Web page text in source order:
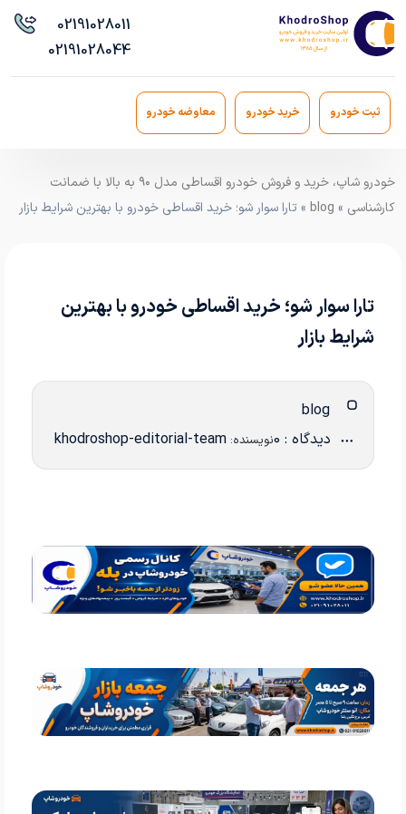
02191028011
02191028044
ثبت خودرو خرید خودرو معاوضه خودرو
خودرو شاپ، خرید و فروش خودرو اقساطی مدل ۹۰ به بالا با ضمانت
کارشناسی »
blog » تارا سوار شو؛ خرید اقساطی خودرو با بهترین شرایط بازار
تارا سوار شو؛ خرید اقساطی خودرو با بهترین
شرایط بازار
دیدگاه : 0 نویسنده: khodroshop-editorial-team